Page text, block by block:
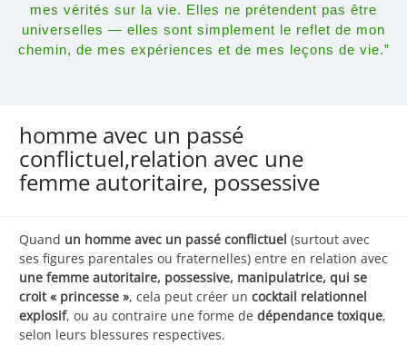
mes vérités sur la vie. Elles ne prétendent pas être
universelles — elles sont simplement le reflet de mon
chemin, de mes expériences et de mes leçons de vie.”
homme avec un passé
conflictuel,relation avec une
femme autoritaire, possessive
Quand un homme avec un passé conflictuel (surtout avec
ses figures parentales ou fraternelles) entre en relation avec
une femme autoritaire, possessive, manipulatrice, qui se
croit « princesse », cela peut créer un cocktail relationnel
explosif, ou au contraire une forme de dépendance toxique,
selon leurs blessures respectives.